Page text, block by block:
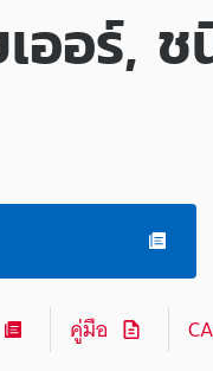
อร์, ช
คู่มือ